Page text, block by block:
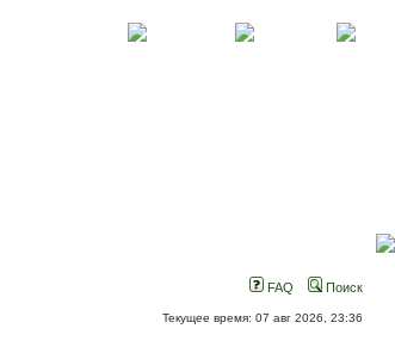
FAQ Поиск
Текущее время: 07 авг 2026, 23:36